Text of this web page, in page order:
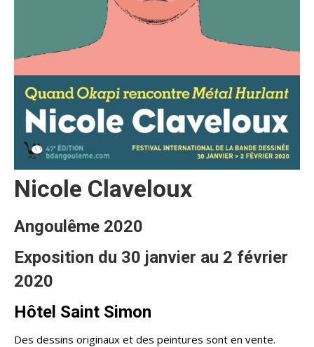
Nicole Claveloux
Angoulême 2020
Exposition du 30 janvier au 2 février
2020
Hôtel Saint Simon
Des dessins originaux et des peintures sont en vente.